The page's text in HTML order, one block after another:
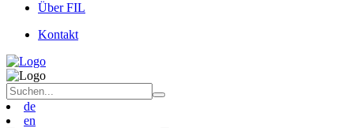
Über FIL
Kontakt
de
en